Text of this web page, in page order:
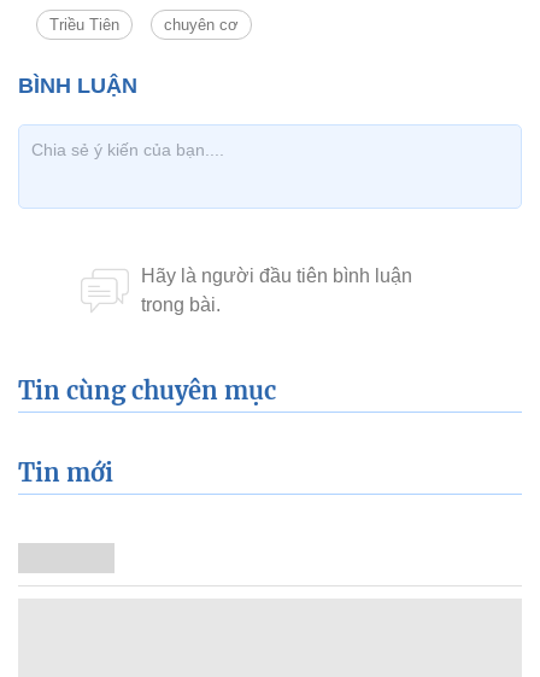
Triều Tiên chuyên cơ
Tin cùng chuyên mục
Tin mới